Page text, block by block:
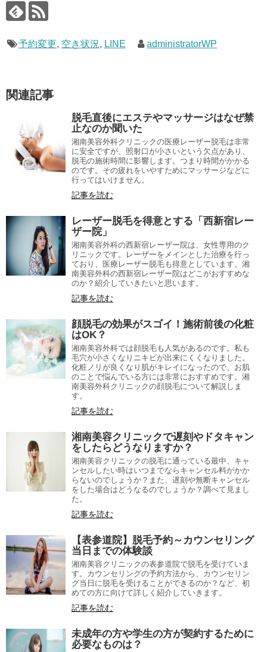
予約変更, 空き状況, LINE administratorWP
関連記事
脱毛直後にエステやマッサージはなぜ禁
止なのか聞いた
湘南美容外科クリニックの医療レーザー脱毛は非常
に安全ですが、照射口が小さいという欠点があり、
脱毛の施術時間に影響します。つまり時間がかかる
のです。その疲れをいやすためにマッサージなどに
行ってはいけません。
記事を読む
レーザー脱毛を得意とする「西新宿レー
ザー院」
湘南美容外科の西新宿レーザー院は、女性専用のク
リニックです。レーザーをメインとした治療を行っ
ており、医療レーザー脱毛も得意としています。湘
南美容外科の西新宿レーザー院はどこがおすすめな
のか？紹介していきたいと思います。
記事を読む
顔脱毛の効果がスゴイ！施術前後の化粧
はOK？
湘南美容外科では顔脱毛も人気があるのです。私も
毛穴が小さくなりニキビが出来にくくなりました。
化粧ノリが良くなり肌がキレイになったので、お肌
のことで悩んでいる方には非常におすすめです。湘
南美容外科クリニックの顔脱毛について解説しま
す。
記事を読む
湘南美容クリニックで遅刻やドタキャン
をしたらどうなりますか？
湘南美容クリニックの脱毛に通っている最中、キャ
ンセルしたい時はいつまでならキャンセル料がかか
らないのでしょうか？また、遅刻や無断キャンセル
をした場合はどうなるのでしょうか？調べて見まし
た。
記事を読む
【表参道院】脱毛予約～カウンセリング
当日までの体験談
湘南美容クリニックの表参道院で脱毛を受けていま
す。カウンセリングの予約方法から、カウンセリン
グ当日に脱毛を受けることができるのか？など、初
めての方に向けて詳しく紹介していきます。
記事を読む
未成年の方や学生の方が契約するために
必要なものは？